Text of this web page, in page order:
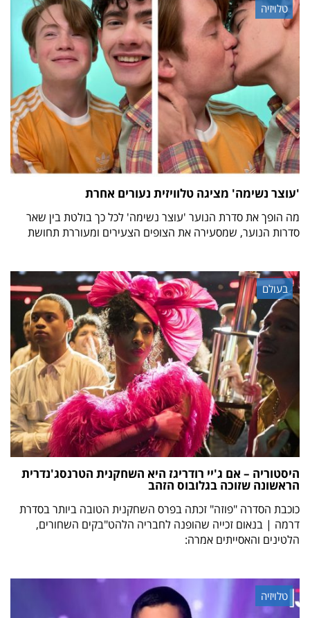
טלויזיה
'עוצר נשימה' מציגה טלוויזית נעורים אחרת
מה הופך את סדרת הנוער 'עוצר נשימה' לכל כך בולטת בין שאר
סדרות הנוער, שמסעירה את הצופים הצעירים ומעוררת תחושת
בעולם
היסטוריה – אם ג'יי רודריגז היא השחקנית הטרנסג'נדרית
הראשונה שזוכה בגלובוס הזהב
כוכבת הסדרה "פוזה" זכתה בפרס השחקנית הטובה ביותר בסדרת
דרמה | בנאום זכייה שהופנה לחבריה הלהט"בקים השחורים,
הלטינים והאסייתים אמרה:
טלויזיה